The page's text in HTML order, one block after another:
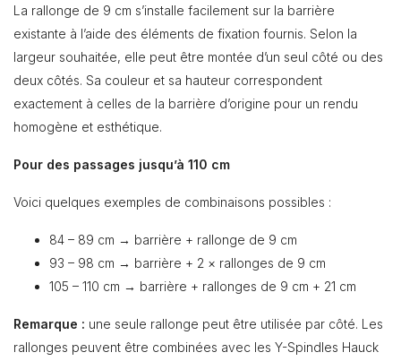
La rallonge de 9 cm s’installe facilement sur la barrière
existante à l’aide des éléments de fixation fournis. Selon la
largeur souhaitée, elle peut être montée d’un seul côté ou des
deux côtés. Sa couleur et sa hauteur correspondent
exactement à celles de la barrière d’origine pour un rendu
homogène et esthétique.
Pour des passages jusqu’à 110 cm
Voici quelques exemples de combinaisons possibles :
84 – 89 cm → barrière + rallonge de 9 cm
93 – 98 cm → barrière + 2 × rallonges de 9 cm
105 – 110 cm → barrière + rallonges de 9 cm + 21 cm
Remarque : une seule rallonge peut être utilisée par côté. Les
rallonges peuvent être combinées avec les Y-Spindles Hauck